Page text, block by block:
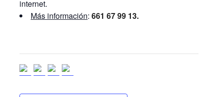
internet.
Más información: 661 67 99 13.